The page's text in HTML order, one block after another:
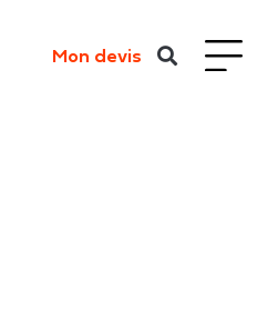
Mon devis